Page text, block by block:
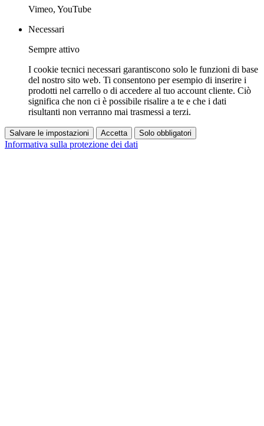
Vimeo, YouTube
Necessari
Sempre attivo
I cookie tecnici necessari garantiscono solo le funzioni di base
del nostro sito web. Ti consentono per esempio di inserire i
prodotti nel carrello o di accedere al tuo account cliente. Ciò
significa che non ci è possibile risalire a te e che i dati
risultanti non verranno mai trasmessi a terzi.
Salvare le impostazioni Accetta Solo obbligatori
Informativa sulla protezione dei dati